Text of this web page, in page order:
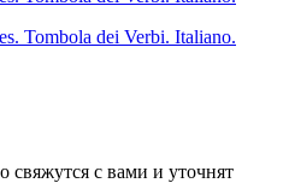
свяжутся с вами и уточнят